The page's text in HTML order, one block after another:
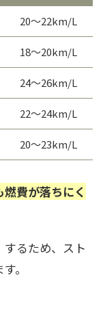
20〜22km/L
18〜20km/L
24〜26km/L
22〜24km/L
20〜23km/L
費が落ちにく
るため、スト
。